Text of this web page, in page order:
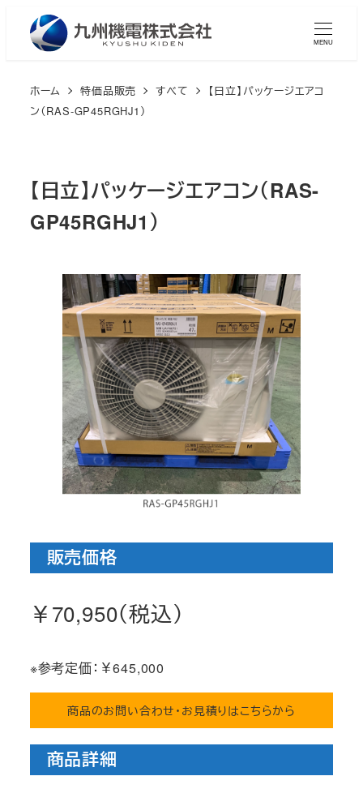
MENU
ホーム 特価品販売 すべて
【日立】パッケージエアコ
ン（RAS-GP45RGHJ1）
【日立】パッケージエアコン（RAS-
GP45RGHJ1）
販売価格
￥70,950（税込）
※参考定価：￥645,000
商品のお問い合わせ・お見積りはこちらから
商品詳細